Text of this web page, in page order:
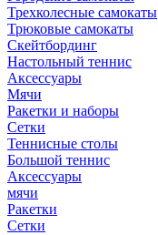
Трехколесные самокаты
Трюковые самокаты
Скейтбординг
Настольный теннис
Аксессуары
Мячи
Ракетки и наборы
Сетки
Теннисные столы
Большой теннис
Аксессуары
мячи
Ракетки
Сетки